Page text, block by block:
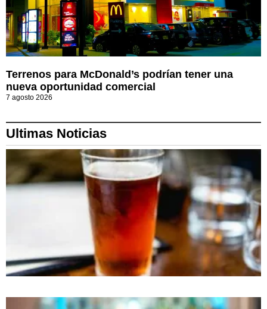
Terrenos para McDonald’s podrían tener una
nueva oportunidad comercial
7 agosto 2026
Ultimas Noticias